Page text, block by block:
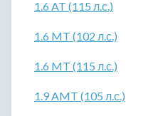
1.6 AT (115 л.с.)
1.6 MT (102 л.с.)
1.6 MT (115 л.с.)
1.9 AMT (105 л.с.)